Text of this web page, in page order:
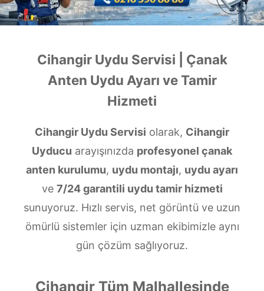
Cihangir Uydu Servisi | Çanak
Anten Uydu Ayarı ve Tamir
Hizmeti
Cihangir Uydu Servisi olarak, Cihangir
Uyducu arayışınızda profesyonel çanak
anten kurulumu, uydu montajı, uydu ayarı
ve 7/24 garantili uydu tamir hizmeti
sunuyoruz. Hızlı servis, net görüntü ve uzun
ömürlü sistemler için uzman ekibimizle aynı
gün çözüm sağlıyoruz.
Cihangir Tüm Malhallesinde